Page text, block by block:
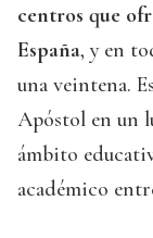
centros que
España, y en
una veintena.
Apóstol en un
ámbito
académico